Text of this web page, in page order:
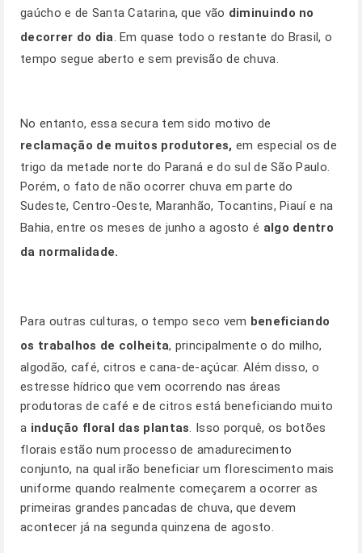
gaúcho e de Santa Catarina, que vão diminuindo no
decorrer do dia. Em quase todo o restante do Brasil, o
tempo segue aberto e sem previsão de chuva.
No entanto, essa secura tem sido motivo de
reclamação de muitos produtores, em especial os de
trigo da metade norte do Paraná e do sul de São Paulo.
Porém, o fato de não ocorrer chuva em parte do
Sudeste, Centro-Oeste, Maranhão, Tocantins, Piauí e na
Bahia, entre os meses de junho a agosto é algo dentro
da normalidade.
Para outras culturas, o tempo seco vem beneficiando
os trabalhos de colheita, principalmente o do milho,
algodão, café, citros e cana-de-açúcar. Além disso, o
estresse hídrico que vem ocorrendo nas áreas
produtoras de café e de citros está beneficiando muito
a indução floral das plantas. Isso porquê, os botões
florais estão num processo de amadurecimento
conjunto, na qual irão beneficiar um florescimento mais
uniforme quando realmente começarem a ocorrer as
primeiras grandes pancadas de chuva, que devem
acontecer já na segunda quinzena de agosto.